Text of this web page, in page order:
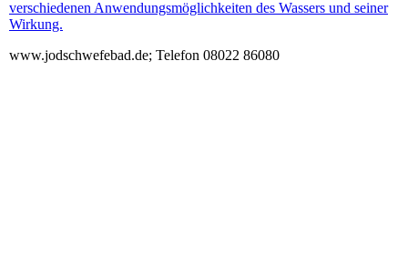
verschiedenen Anwendungsmöglichkeiten des Wassers und seiner
Wirkung.
www.jodschwefebad.de; Telefon 08022 86080